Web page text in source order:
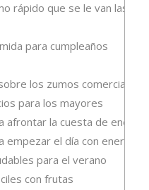
rápido que se le van las
para cumpleaños
los zumos comerciales
para los mayores
afrontar la cuesta de enero
empezar el día con energía
para el verano
con frutas